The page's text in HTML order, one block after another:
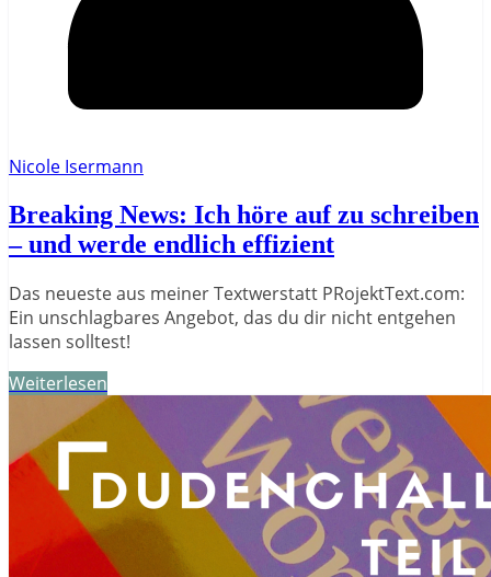
Nicole Isermann
Breaking News: Ich höre auf zu schreiben
– und werde endlich effizient
Das neueste aus meiner Textwerstatt PRojektText.com:
Ein unschlagbares Angebot, das du dir nicht entgehen
lassen solltest!
Weiterlesen